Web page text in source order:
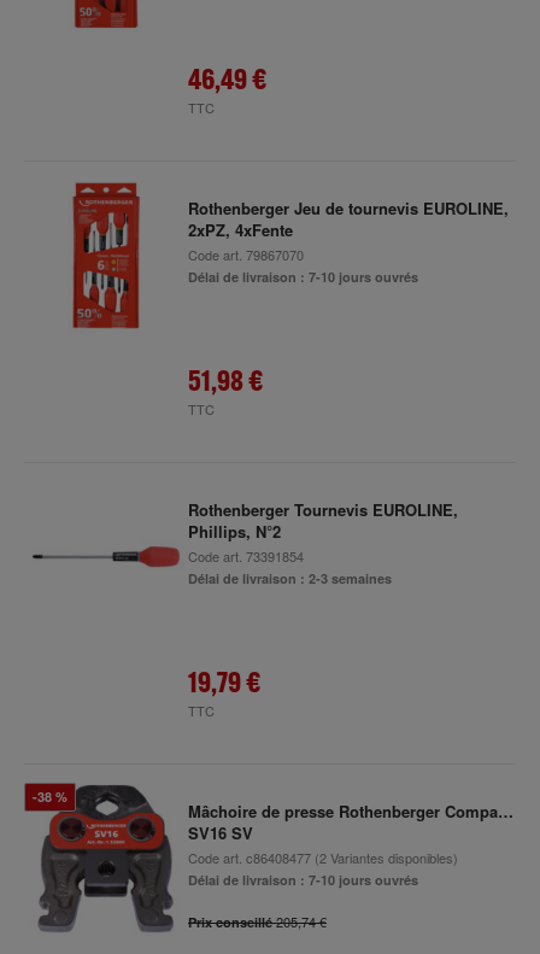
46,49 €
TTC
Rothenberger Jeu de tournevis EUROLINE,
2xPZ, 4xFente
Code art. 79867070
Délai de livraison : 7-10 jours ouvrés
51,98 €
TTC
Rothenberger Tournevis EUROLINE,
Phillips, N°2
Code art. 73391854
Délai de livraison : 2-3 semaines
19,79 €
TTC
-38 %
Mâchoire de presse Rothenberger Compact,
SV16 SV
Code art. c86408477(2 Variantes disponibles)
Délai de livraison : 7-10 jours ouvrés
Prix conseillé205,74 €